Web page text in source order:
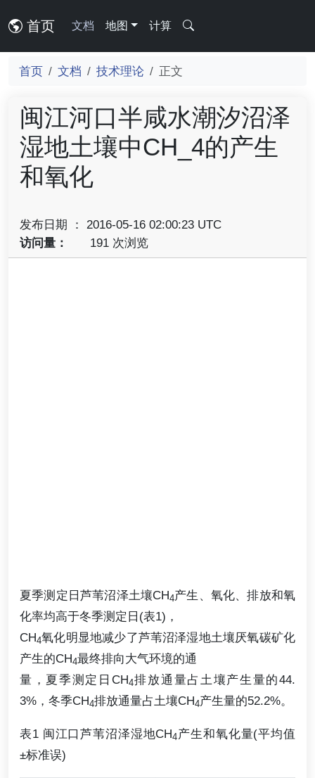
首页 文档 地图 计算
首页 文档 技术理论 正文
闽江河口半咸水潮汐沼泽
湿地土壤中CH_4的产生
和氧化
发布日期 ： 2016-05-16 02:00:23 UTC
访问量：
191 次浏览
夏季测定日芦苇沼泽土壤CH4产生、氧化、排放和氧
化率均高于冬季测定日(表1)，
CH4氧化明显地减少了芦苇沼泽湿地土壤厌氧碳矿化
产生的CH4最终排向大气环境的通
量，夏季测定日CH4排放通量占土壤产生量的44.
3%，冬季CH4排放通量占土壤CH4产生量的52.2%。
表1 闽江口芦苇沼泽湿地CH4产生和氧化量(平均值
±标准误)